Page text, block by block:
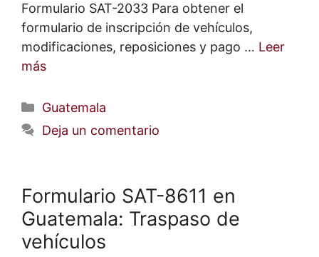
Formulario SAT-2033 Para obtener el
formulario de inscripción de vehículos,
modificaciones, reposiciones y pago … Leer
más
Categorías
Guatemala
Deja un comentario
Formulario SAT-8611 en
Guatemala: Traspaso de
vehículos